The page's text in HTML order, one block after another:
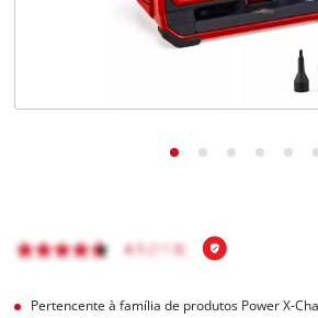
Pertencente à família de produtos Power X-